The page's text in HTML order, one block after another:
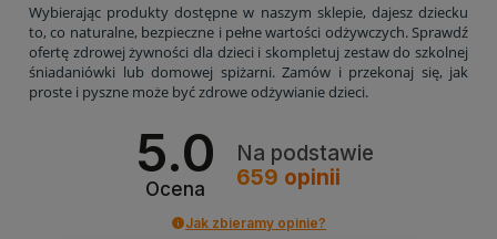
Wybierając produkty dostępne w naszym sklepie, dajesz dziecku
to, co naturalne, bezpieczne i pełne wartości odżywczych. Sprawdź
ofertę zdrowej żywności dla dzieci i skompletuj zestaw do szkolnej
śniadaniówki lub domowej spiżarni. Zamów i przekonaj się, jak
proste i pyszne może być zdrowe odżywianie dzieci.
5.0
Ocena
Na podstawie
659 opinii
Jak zbieramy opinie?